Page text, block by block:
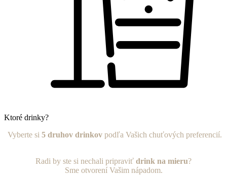
Ktoré drinky?
Vyberte si 5 druhov drinkovpodľa Vašich chuťových preferencií.
Radi by ste si nechali pripraviť drink na mieru?
Sme otvorení Vašim nápadom.